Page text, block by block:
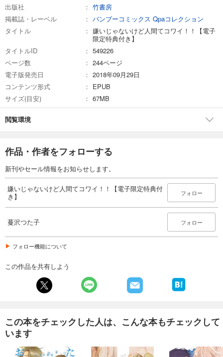
出版社
竹書房
掲載誌・レーベル
バンブーコミックス Qpaコレクション
タイトル
嫌いじゃないけど人間てコワイ！！【電子
限定特典付き】
タイトルID
549226
ページ数
244ページ
電子版発売日
2018年09月29日
コンテンツ形式
EPUB
サイズ(目安)
67MB
閲覧環境
作品・作者をフォローする
新刊やセール情報をお知らせします。
嫌いじゃないけど人間てコワイ！！【電子限定特典付
き】
フォロー
蔓沢つた子 フォロー
フォロー機能について
この作品を共有しよう
この本をチェックした人は、こんな本もチェックして
います